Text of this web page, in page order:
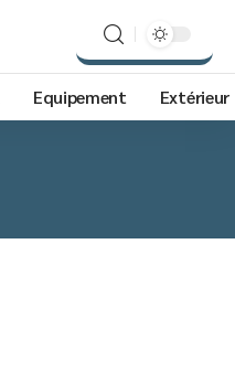
Equipement Extérieur